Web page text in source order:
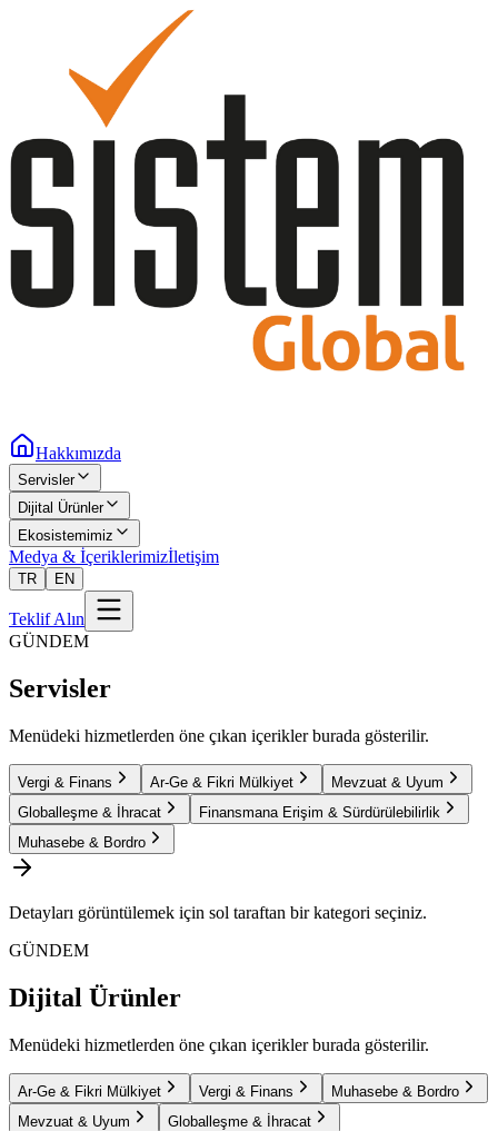
Hakkımızda
Servisler
Dijital Ürünler
Ekosistemimiz
Medya & İçeriklerimizİletişim
TR EN
Teklif Alın
GÜNDEM
Servisler
Menüdeki hizmetlerden öne çıkan içerikler burada gösterilir.
Vergi & Finans Ar-Ge & Fikri Mülkiyet
Mevzuat & Uyum
Globalleşme & İhracat
Finansmana Erişim & Sürdürülebilirlik
Muhasebe & Bordro
Detayları görüntülemek için sol taraftan bir kategori seçiniz.
GÜNDEM
Dijital Ürünler
Menüdeki hizmetlerden öne çıkan içerikler burada gösterilir.
Ar-Ge & Fikri Mülkiyet Vergi & Finans
Muhasebe & Bordro
Mevzuat & Uyum
Globalleşme & İhracat